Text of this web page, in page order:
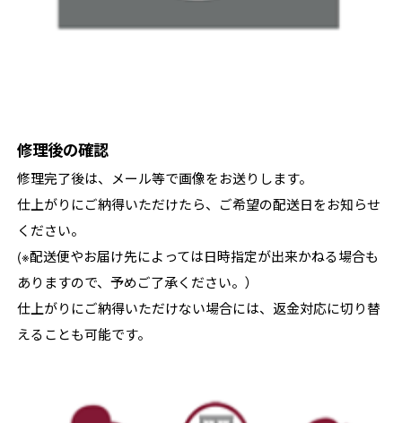
修理後の確認
修理完了後は、メール等で画像をお送りします。
仕上がりにご納得いただけたら、ご希望の配送日をお知らせ
ください。
(※配送便やお届け先によっては日時指定が出来かねる場合も
ありますので、予めご了承ください。）
仕上がりにご納得いただけない場合には、返金対応に切り替
えることも可能です。